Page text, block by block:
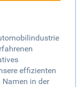
effizienten
in der